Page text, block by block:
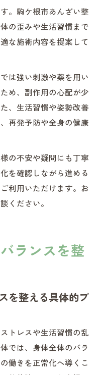
。駒ケ根市あんざい整
の歪みや生活習慣まで
な施術内容を提案して
は強い刺激や薬を用い
め、副作用の心配が少
、生活習慣や姿勢改善
再発予防や全身の健康
の不安や疑問にも丁寧
を確認しながら進める
利用いただけます。お
ください。
ランスを整
を整える具体的プ
トレスや生活習慣の乱
では、身体全体のバラ
働きを正常化へ導くこ